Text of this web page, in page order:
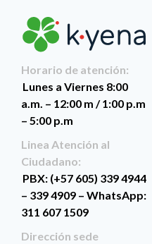
Horario de atención:
Lunes a Viernes 8:00
a.m. – 12:00 m / 1:00 p.m
– 5:00 p.m
Linea Atención al
Ciudadano:
PBX: (+57 605) 339 4944
– 339 4909 – WhatsApp:
311 607 1509
Dirección sede